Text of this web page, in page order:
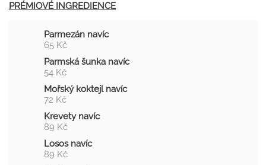
PRÉMIOVÉ INGREDIENCE
Parmezán navíc
65 Kč
Parmská šunka navíc
54 Kč
Mořský koktejl navíc
72 Kč
Krevety navíc
89 Kč
Losos navíc
89 Kč